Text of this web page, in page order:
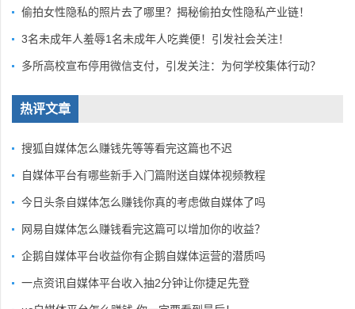
偷拍女性隐私的照片去了哪里？揭秘偷拍女性隐私产业链！
3名未成年人羞辱1名未成年人吃粪便！引发社会关注！
多所高校宣布停用微信支付，引发关注：为何学校集体行动？
热评文章
搜狐自媒体怎么赚钱先等等看完这篇也不迟
自媒体平台有哪些新手入门篇附送自媒体视频教程
今日头条自媒体怎么赚钱你真的考虑做自媒体了吗
网易自媒体怎么赚钱看完这篇可以增加你的收益？
企鹅自媒体平台收益你有企鹅自媒体运营的潜质吗
一点资讯自媒体平台收入抽2分钟让你捷足先登